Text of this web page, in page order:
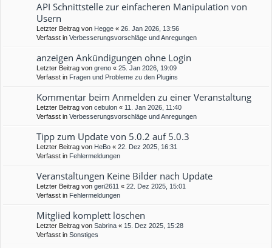
API Schnittstelle zur einfacheren Manipulation von
Usern
Letzter Beitrag von Hegge « 26. Jan 2026, 13:56
Verfasst in Verbesserungsvorschläge und Anregungen
anzeigen Ankündigungen ohne Login
Letzter Beitrag von greno « 25. Jan 2026, 19:09
Verfasst in Fragen und Probleme zu den Plugins
Kommentar beim Anmelden zu einer Veranstaltung
Letzter Beitrag von cebulon « 11. Jan 2026, 11:40
Verfasst in Verbesserungsvorschläge und Anregungen
Tipp zum Update von 5.0.2 auf 5.0.3
Letzter Beitrag von HeBo « 22. Dez 2025, 16:31
Verfasst in Fehlermeldungen
Veranstaltungen Keine Bilder nach Update
Letzter Beitrag von geri2611 « 22. Dez 2025, 15:01
Verfasst in Fehlermeldungen
Mitglied komplett löschen
Letzter Beitrag von Sabrina « 15. Dez 2025, 15:28
Verfasst in Sonstiges